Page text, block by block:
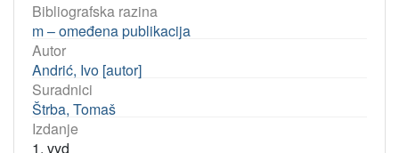
Bibliografska razina
m – omeđena publikacija
Autor
Andrić, Ivo [autor]
Suradnici
Štrba, Tomaš
Izdanje
1. vyd